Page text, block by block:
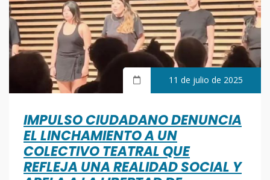
11 de julio de 2025
IMPULSO CIUDADANO DENUNCIA
EL LINCHAMIENTO A UN
COLECTIVO TEATRAL QUE
REFLEJA UNA REALIDAD SOCIAL Y